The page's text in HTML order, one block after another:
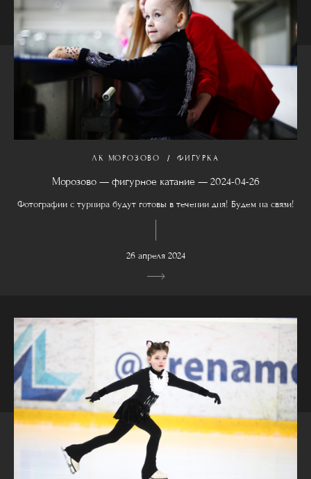
ЛК МОРОЗОВО ФИГУРКА
Морозово — фигурное катание — 2024-04-26
Фотографии с турнира будут готовы в течении дня! Будем на связи!
26 апреля 2024